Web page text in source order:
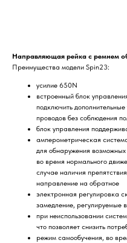
Направляющая рейка с ремнем
Преимущества модели Spin23:
усилие 650N
встроенный блок
подключить
проводов без соблюдения
блок управления
амперометрическая
для обнаружения возможных
во время нормального
случае наличия
направление на обратное
электронная регулировка
замедление, регулируемые
при неиспользовании
что позволяет снизить
режим самообучения, во